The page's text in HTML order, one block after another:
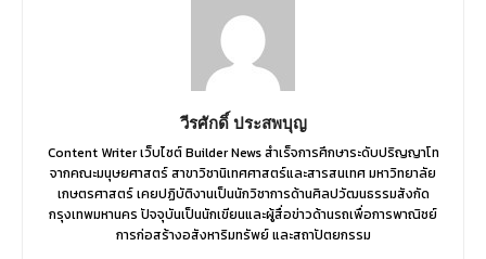
วีรศักดิ์ ประสพบุญ
Content Writer เว็บไซต์ Builder News สำเร็จการศึกษาระดับปริญญาโท
จากคณะมนุษยศาสตร์ สาขาวิชานิเทศศาสตร์และสารสนเทศ มหาวิทยาลัย
เกษตรศาสตร์ เคยปฏิบัติงานเป็นนักวิชาการด้านศิลปวัฒนธรรมสังกัด
กรุงเทพมหานคร ปัจจุบันเป็นนักเขียนและผู้สื่อข่าวด้านรถเพื่อการพาณิชย์
การก่อสร้างอสังหาริมทรัพย์ และสถาปัตยกรรม